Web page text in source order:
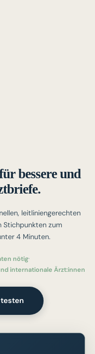
bessere und
leitliniengerechten
Stichpunkten zum
4 Minuten.
nötig·
internationale Ärzt:innen